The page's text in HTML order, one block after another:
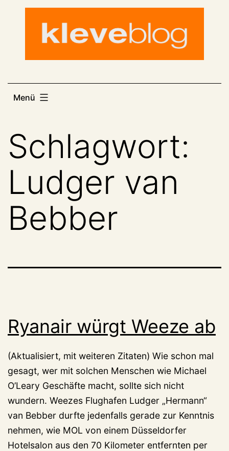
Menü
Schlagwort:
Ludger van
Bebber
Ryanair würgt Weeze ab
(Aktualisiert, mit weiteren Zitaten) Wie schon mal
gesagt, wer mit solchen Menschen wie Michael
O’Leary Geschäfte macht, sollte sich nicht
wundern. Weezes Flughafen Ludger „Hermann“
van Bebber durfte jedenfalls gerade zur Kenntnis
nehmen, wie MOL von einem Düsseldorfer
Hotelsalon aus den 70 Kilometer entfernten per